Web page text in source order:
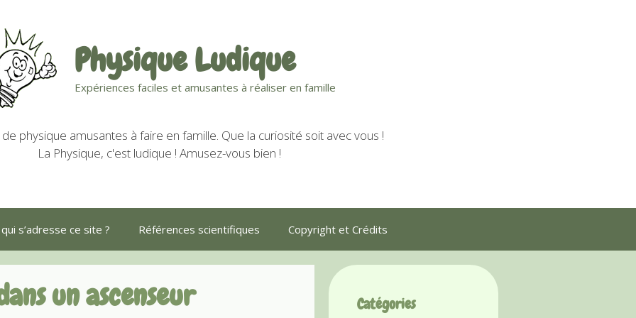
Physique Ludique
Expériences faciles et amusantes à réaliser en famille
physique amusantes à faire en famille. Que la curiosité soit avec vous !
La Physique, c'est ludique ! Amusez-vous bien !
s’adresse ce site ? Références scientifiques Copyright et Crédits
un ascenseur Catégories